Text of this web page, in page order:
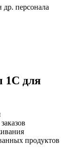
др. персонала
1С для
продуктов